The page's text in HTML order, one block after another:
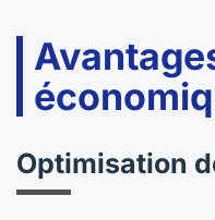
Optimisation